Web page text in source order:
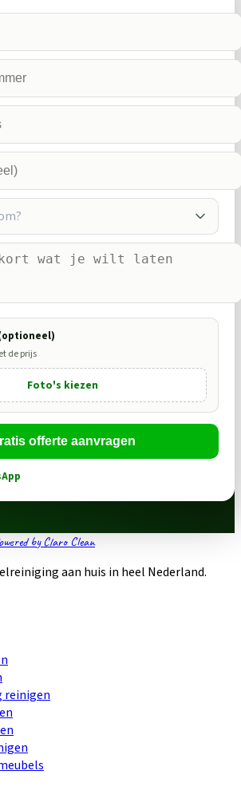
de prijs
Foto's kiezen
offerte aanvragen
by Claro Clean
aan huis in heel Nederland.
reinigen